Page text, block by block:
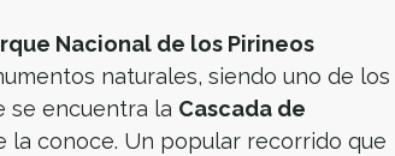
Nacional de los Pirineos
naturales, siendo uno de los
se encuentra la Cascada de
la conoce. Un popular recorrido que